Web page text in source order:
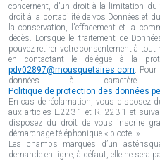
concernent, d’un droit à la limitation du
droit à la portabilité de vos Données et
la conservation, l'effacement et la
décès. Lorsque le traitement de
pouvez retirer votre consentement à
en contactant le délégué à la
pdv02897@mousquetaires.com.
données à caractère
Politique de protection des données
En cas de réclamation, vous disposez
aux articles L.223-1 et R. 223-1 et
disposez du droit de vous inscrire
démarchage téléphonique « bloctel »
Les champs marqués d’un
demande en ligne, à défaut, elle ne sera